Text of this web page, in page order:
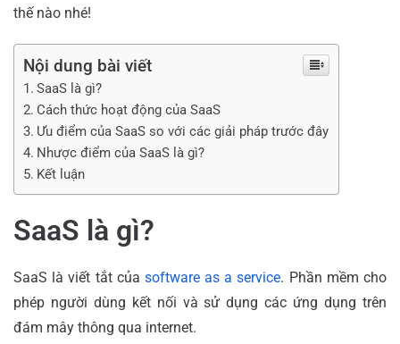
thế nào nhé!
Nội dung bài viết
SaaS là gì?
Cách thức hoạt động của SaaS
Ưu điểm của SaaS so với các giải pháp trước đây
Nhược điểm của SaaS là gì?
Kết luận
SaaS là gì?
SaaS là viết tắt của software as a service. Phần mềm cho
phép người dùng kết nối và sử dụng các ứng dụng trên
đám mây thông qua internet.